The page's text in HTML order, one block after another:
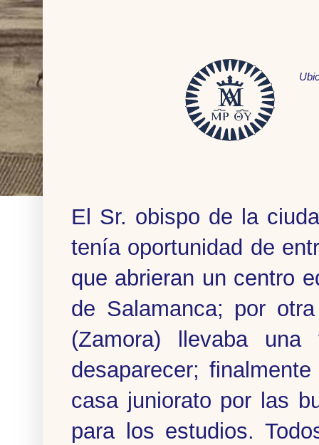
El Sr. obispo de la
tenía oportunidad de
que abrieran un centro
de Salamanca; por
(Zamora) llevaba
desaparecer;
casa juniorato por las
para los estudios.